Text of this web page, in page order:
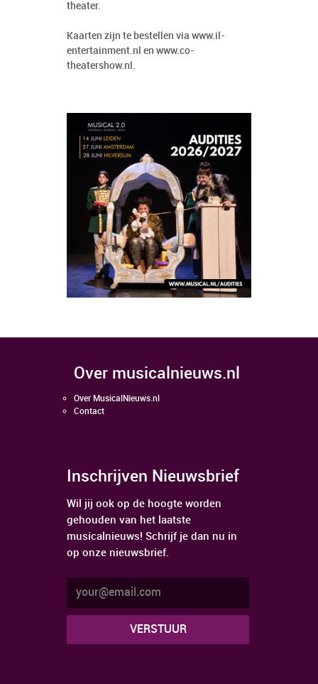
theater.
Kaarten zijn te bestellen via www.il-
entertainment.nl en www.co-
theatershow.nl .
over musicalnieuws.nl
Over MusicalNieuws.nl
Contact
Inschrijven Nieuwsbrief
Wil jij ook op de hoogte worden
gehouden van het laatste
musicalnieuws! Schrijf je dan nu in
op onze nieuwsbrief.